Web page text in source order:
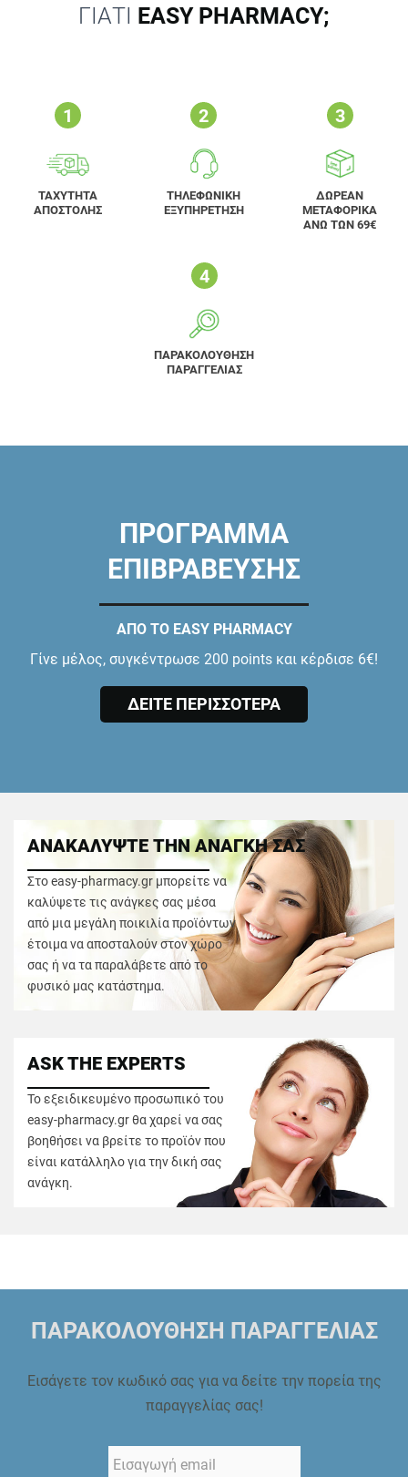
ΓΙΑΤΙ EASY PHARMACY;
ΤΑΧΥΤΗΤΑ
ΑΠΟΣΤΟΛΗΣ
ΤΗΛΕΦΩΝΙΚΗ
ΕΞΥΠΗΡΕΤΗΣΗ
ΔΩΡΕΑΝ
ΜΕΤΑΦΟΡΙΚΑ
ΑΝΩ ΤΩΝ 69€
ΠΑΡΑΚΟΛΟΥΘΗΣΗ
ΠΑΡΑΓΓΕΛΙΑΣ
ΠΡΟΓΡΑΜΜΑ
ΕΠΙΒΡΑΒΕΥΣΗΣ
ΑΠΟ ΤΟ EASY PHARMACY
Γίνε μέλος, συγκέντρωσε 200 points και κέρδισε 6€!
ΔΕΙΤΕ ΠΕΡΙΣΣΟΤΕΡΑ
ΑΝΑΚΑΛΥΨΤΕ ΤΗΝ ΑΝΑΓΚΗ ΣΑΣ
Στο easy-pharmacy.gr μπορείτε να
καλύψετε τις ανάγκες σας μέσα
από μια μεγάλη ποικιλία προϊόντων
έτοιμα να αποσταλούν στον χώρο
σας ή να τα παραλάβετε από το
φυσικό μας κατάστημα.
ASK THE EXPERTS
Το εξειδικευμένο προσωπικό του
easy-pharmacy.gr θα χαρεί να σας
βοηθήσει να βρείτε το προϊόν που
είναι κατάλληλο για την δική σας
ανάγκη.
ΠΑΡΑΚΟΛΟΥΘΗΣΗ ΠΑΡΑΓΓΕΛΙΑΣ
Εισάγετε τον κωδικό σας για να δείτε την πορεία της
παραγγελίας σας!